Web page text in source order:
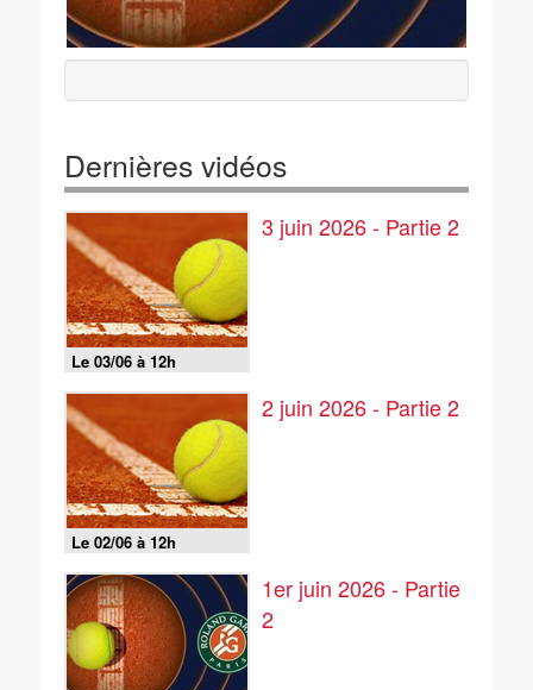
Dernières vidéos
Le 03/06 à 12h
3 juin 2026 - Partie 2
Le 02/06 à 12h
2 juin 2026 - Partie 2
1er juin 2026 - Partie
2